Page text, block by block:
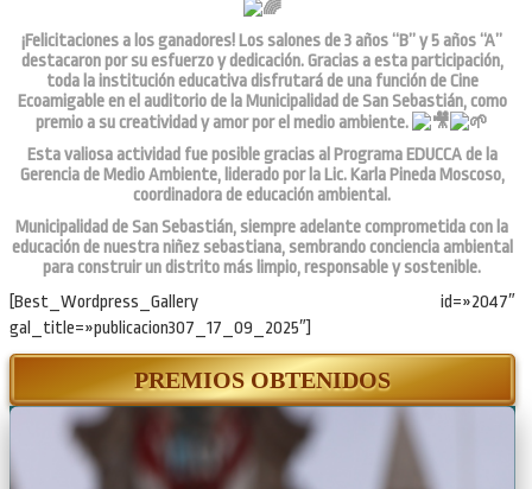
¡Felicitaciones a los ganadores! Los salones de 3 años “B” y 5 años “A”
destacaron por su esfuerzo y dedicación. Gracias a esta participación,
toda la institución educativa disfrutará de una función de Cine
Ecoamigable en el auditorio de la Municipalidad de San Sebastián, como
premio a su creatividad y amor por el medio ambiente.
Esta valiosa actividad fue posible gracias al Programa EDUCCA de la
Gerencia de Medio Ambiente, liderado por la Lic. Karla Pineda Moscoso,
coordinadora de educación ambiental.
Municipalidad de San Sebastián, siempre adelante comprometida con la
educación de nuestra niñez sebastiana, sembrando conciencia ambiental
para construir un distrito más limpio, responsable y sostenible.
[Best_Wordpress_Gallery id=»2047″
gal_title=»publicacion307_17_09_2025″]
PREMIOS OBTENIDOS